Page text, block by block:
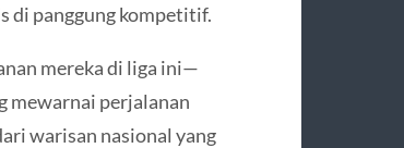
di panggung kompetitif.
mereka di liga ini—
mewarnai perjalanan
warisan nasional yang